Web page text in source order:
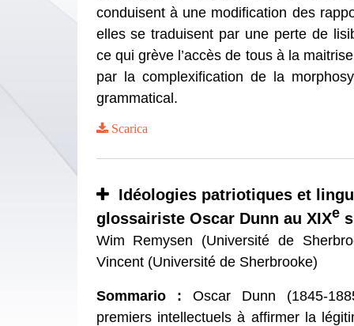
conduisent à une modification des
elles se traduisent par une perte de
ce qui grève l’accès de tous à la
par la complexification de la
grammatical.
Scarica
Idéologies patriotiques et
glossairiste Oscar Dunn au XIXe
Wim Remysen (Université de
Vincent (Université de Sherbrooke)
Sommario : Oscar Dunn (1845-
premiers intellectuels à affirmer la